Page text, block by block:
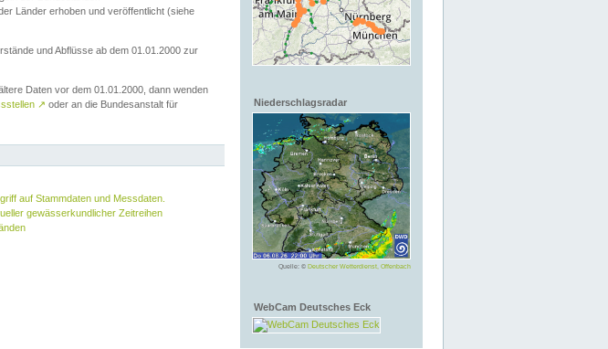
Niederschlagsradar
Quelle: © Deutscher Wetterdienst, Offenbach
WebCam Deutsches Eck
Länder erhoben und veröffentlicht (siehe
und Abflüsse ab dem 01.01.2000 zur
Daten vor dem 01.01.2000, dann wenden
↗ oder an die Bundesanstalt für
auf Stammdaten und Messdaten.
gewässerkundlicher Zeitreihen